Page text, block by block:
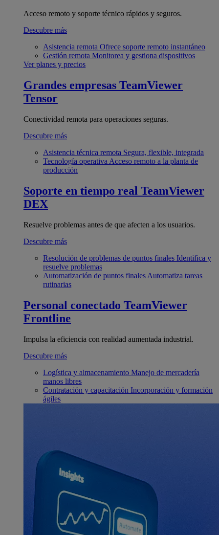
Acceso remoto y soporte técnico rápidos y seguros.
Descubre más
Asistencia remota Ofrece soporte remoto instantáneo
Gestión remota Monitorea y gestiona dispositivos
Ver planes y precios
Grandes empresas TeamViewer
Tensor
Conectividad remota para operaciones seguras.
Descubre más
Asistencia técnica remota Segura, flexible, integrada
Tecnología operativa Acceso remoto a la planta de
producción
Soporte en tiempo real TeamViewer
DEX
Resuelve problemas antes de que afecten a los usuarios.
Descubre más
Resolución de problemas de puntos finales Identifica y
resuelve problemas
Automatización de puntos finales Automatiza tareas
rutinarias
Personal conectado TeamViewer
Frontline
Impulsa la eficiencia con realidad aumentada industrial.
Descubre más
Logística y almacenamiento Manejo de mercadería
manos libres
Contratación y capacitación Incorporación y formación
ágiles